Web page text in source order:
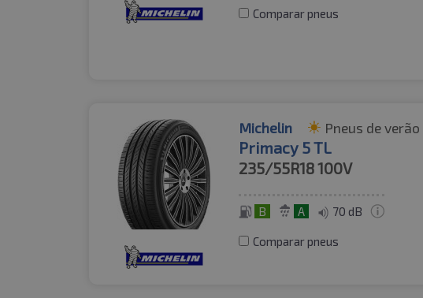
Comparar pneus
Michelin Pneus de verão
Primacy 5 TL
235/55R18100V
B A 70 dB
Comparar pneus